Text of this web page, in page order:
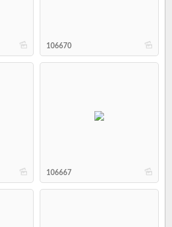
b b
106670
b b
106667